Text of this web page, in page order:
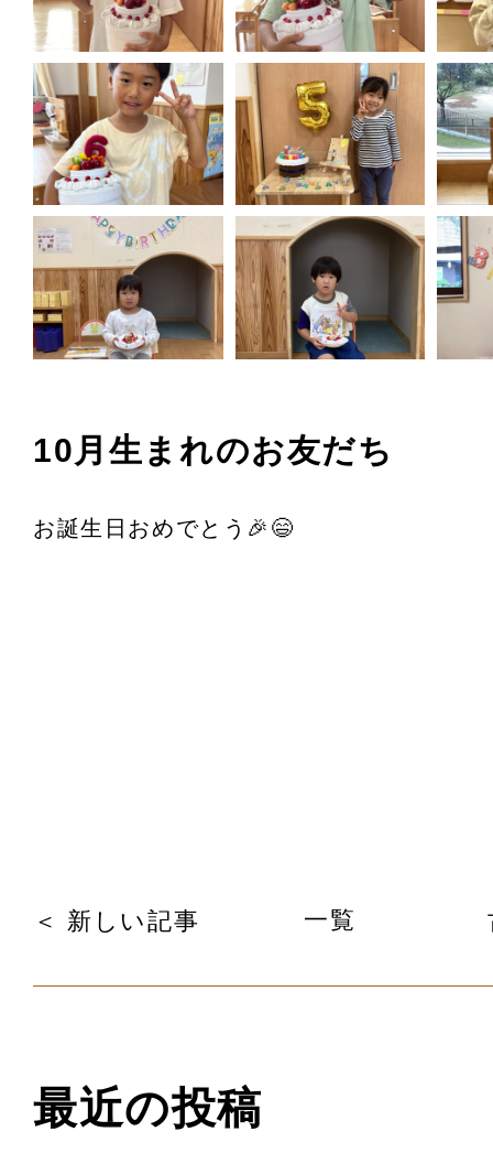
10月生まれのお友だち
お誕生日おめでとう🎉😄
＜ 新しい記事 一覧
最近の投稿